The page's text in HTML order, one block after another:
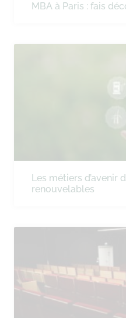
MBA à Paris : fais
Les métiers d’avenir
renouvelables